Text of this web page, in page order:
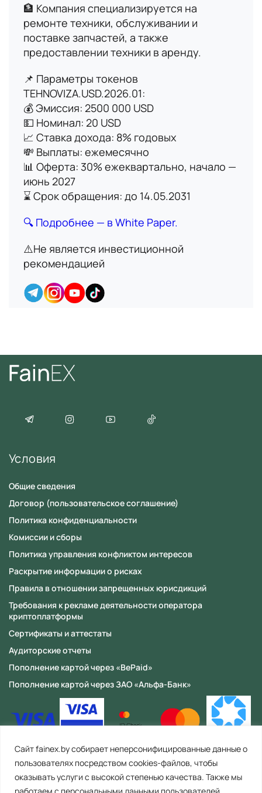
Сайт fainex.by собирает неперсонифицированные данные о
пользователях посредством cookies-файлов, чтобы
оказывать услуги с высокой степенью качества. Также мы
работаем с персональными данными пользователей,
🏦 Компания специализируется на
ремонте техники, обслуживании и
поставке запчастей, а также
предоставлении техники в аренду.
📌 Параметры токенов
TEHNOVIZA.USD.2026.01:
💰 Эмиссия: 2500 000 USD
💵 Номинал: 20 USD
📈 Ставка дохода: 8% годовых
💸 Выплаты: ежемесячно
📊 Оферта: 30% ежеквартально, начало —
июнь 2027
⌛️ Срок обращения: до 14.05.2031
🔍 Подробнее — в White Paper.
⚠️Не является инвестиционной
рекомендацией
Условия
Общие сведения
Договор (пользовательское соглашение)
Политика конфиденциальности
Комиссии и сборы
Политика управления конфликтом интересов
Раскрытие информации о рисках
Правила в отношении запрещенных юрисдикций
Требования к рекламе деятельности оператора
криптоплатформы
Сертификаты и аттестаты
Аудиторские отчеты
Пополнение картой через «BePaid»
Пополнение картой через ЗАО «Альфа-Банк»
Имя
Номер телефона
Email
Вопрос
Согласие на обработку персональных данных
В данный момент платформа
находится в разработке,
следите за новостями о
запуске!